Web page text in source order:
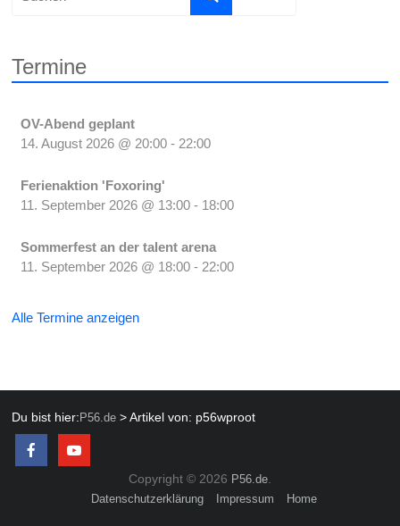
Termine
OV-Abend geplant
14. August 2026 @ 20:00 - 22:00
Ferienaktion 'Foxoring'
11. September 2026 @ 13:00 - 18:00
Sommerfest an der talent arena
11. September 2026 @ 18:00 - 22:00
Alle Termine anzeigen
Du bist hier: P56.de >Artikel von: p56wproot
Copyright © 2026 P56.de.
Datenschutzerklärung Impressum Home